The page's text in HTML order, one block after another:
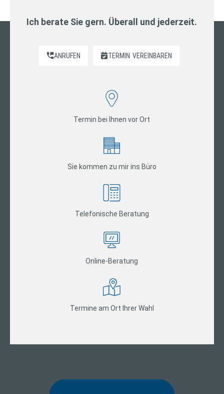
Ich berate Sie gern. Überall und jederzeit.
ANRUFEN TERMIN VEREINBAREN
Termin bei Ihnen vor Ort
Sie kommen zu mir ins Büro
Telefonische Beratung
Online-Beratung
Termine am Ort Ihrer Wahl